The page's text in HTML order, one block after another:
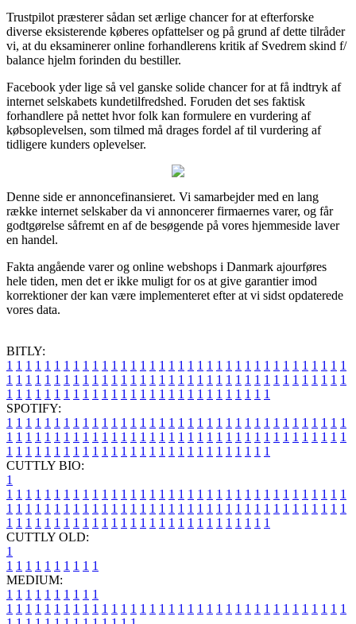
Trustpilot præsterer sådan set ærlige chancer for at efterforske
diverse eksisterende køberes opfattelser og på grund af dette tilråder
vi, at du eksaminerer online forhandlerens kritik af Svedrem skind f/
balance hjelm forinden du bestiller.
Facebook yder lige så vel ganske solide chancer for at få indtryk af
internet selskabets kundetilfredshed. Foruden det ses faktisk
forhandlere på nettet hvor folk kan formulere en vurdering af
købsoplevelsen, som tilmed må drages fordel af til vurdering af
tidligere kunders oplevelser.
Denne side er annoncefinansieret. Vi samarbejder med en lang
række internet selskaber da vi annoncerer firmaernes varer, og får
godtgørelse såfremt en af de besøgende på vores hjemmeside laver
en handel.
Fakta angående varer og online webshops i Danmark ajourføres
hele tiden, men det er ikke muligt for os at give garantier imod
korrektioner der kan være implementeret efter at vi sidst opdaterede
vores data.
BITLY:
1 1 1 1 1 1 1 1 1 1 1 1 1 1 1 1 1 1 1 1 1 1 1 1 1 1 1 1 1 1 1 1 1 1 1 1
1 1 1 1 1 1 1 1 1 1 1 1 1 1 1 1 1 1 1 1 1 1 1 1 1 1 1 1 1 1 1 1 1 1 1 1
1 1 1 1 1 1 1 1 1 1 1 1 1 1 1 1 1 1 1 1 1 1 1 1 1 1 1 1
SPOTIFY:
1 1 1 1 1 1 1 1 1 1 1 1 1 1 1 1 1 1 1 1 1 1 1 1 1 1 1 1 1 1 1 1 1 1 1 1
1 1 1 1 1 1 1 1 1 1 1 1 1 1 1 1 1 1 1 1 1 1 1 1 1 1 1 1 1 1 1 1 1 1 1 1
1 1 1 1 1 1 1 1 1 1 1 1 1 1 1 1 1 1 1 1 1 1 1 1 1 1 1 1
CUTTLY BIO:
1
1 1 1 1 1 1 1 1 1 1 1 1 1 1 1 1 1 1 1 1 1 1 1 1 1 1 1 1 1 1 1 1 1 1 1 1
1 1 1 1 1 1 1 1 1 1 1 1 1 1 1 1 1 1 1 1 1 1 1 1 1 1 1 1 1 1 1 1 1 1 1 1
1 1 1 1 1 1 1 1 1 1 1 1 1 1 1 1 1 1 1 1 1 1 1 1 1 1 1 1
CUTTLY OLD:
1
1 1 1 1 1 1 1 1 1 1
MEDIUM:
1 1 1 1 1 1 1 1 1 1
1 1 1 1 1 1 1 1 1 1 1 1 1 1 1 1 1 1 1 1 1 1 1 1 1 1 1 1 1 1 1 1 1 1 1 1